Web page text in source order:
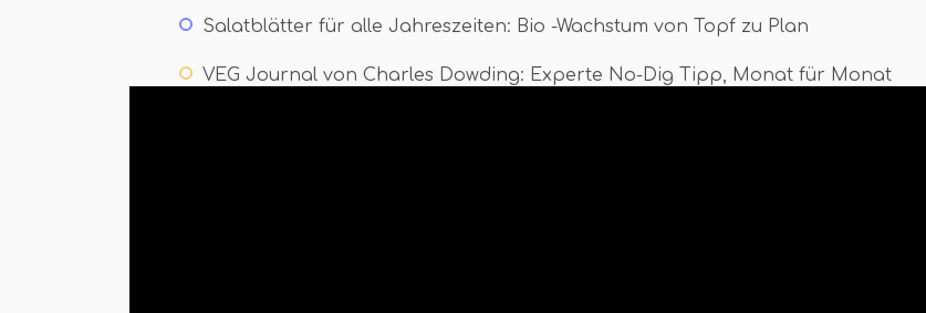
Salatblätter für alle Jahreszeiten: Bio -Wachstum von Topf zu Plan
VEG Journal von Charles Dowding: Experte No-Dig Tipp, Monat für Monat